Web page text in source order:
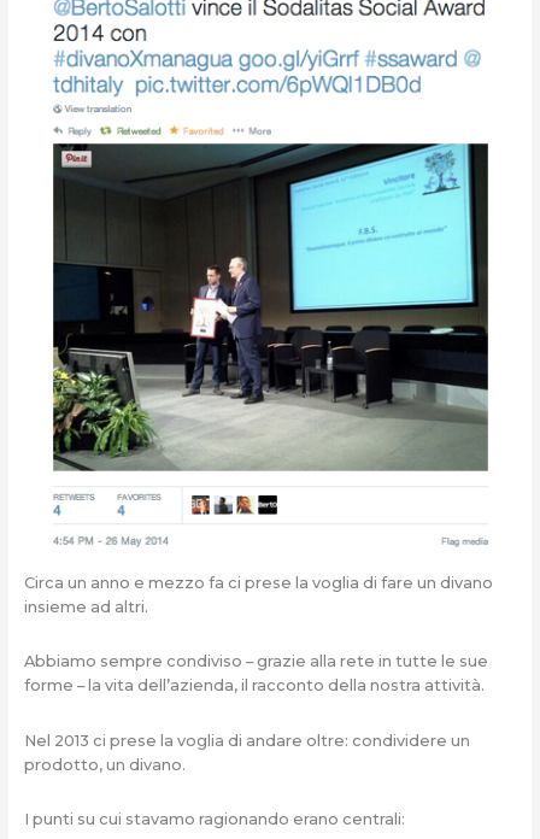
Circa un anno e mezzo fa ci prese la voglia di fare un divano
insieme ad altri.
Abbiamo sempre condiviso – grazie alla rete in tutte le sue
forme – la vita dell’azienda, il racconto della nostra attività.
Nel 2013 ci prese la voglia di andare oltre: condividere un
prodotto, un divano.
I punti su cui stavamo ragionando erano centrali: